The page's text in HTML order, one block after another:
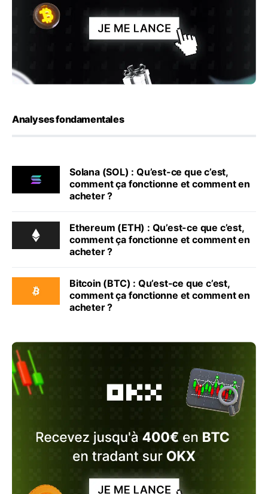
Analyses fondamentales
Solana (SOL) : Qu’est-ce que c’est,
comment ça fonctionne et comment en
acheter ?
Ethereum (ETH) : Qu’est-ce que c’est,
comment ça fonctionne et comment en
acheter ?
Bitcoin (BTC) : Qu’est-ce que c’est,
comment ça fonctionne et comment en
acheter ?